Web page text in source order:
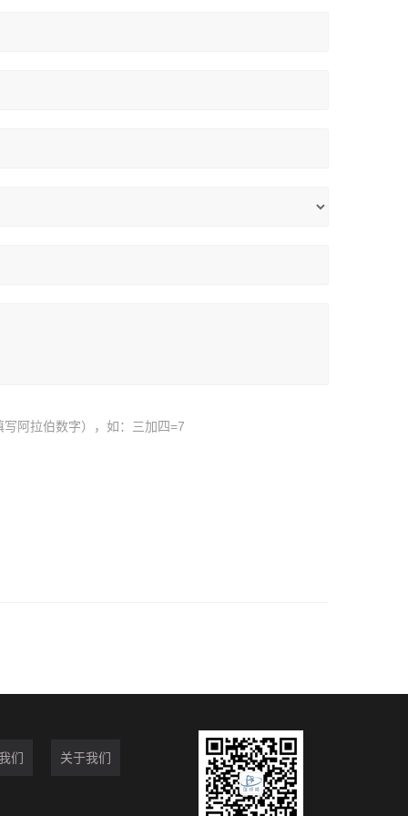
阿拉伯数字），如：三加四=7
们 关于我们